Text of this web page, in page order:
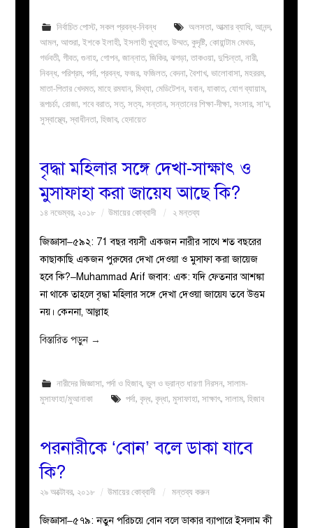
নির্বাচিত পোস্ট, সকল প্রবন্ধ-নিবন্ধ অলসতা, আত্মার ব্যাধি, আনন্দ,
আমল,আশুরা,ইশকে ইলাহী,ইসলাহী খুতুবাত,উম্মত,কুদৃষ্টি,কোয়ান্টাম মেথড,
গর্ভবতী,গীবত,গুনাহ,গোপন,জান্নাত,জিকির,ঝগড়া,তাকওয়া,দুশ্চিন্তা,নারী,
নিবন্ধ,পরিশ্রম,পর্দা,প্রবন্ধ,ফজর,ফজিলত,বেদনা,বৈশাখ,ভালোবাসা,মহররম,
মাতা-পিতার খেদমত,মাহে রমযান,মিথ্যা,মেডিটেশন,যবান,যাকাত,যোগ ব্যায়াম,
রূপচর্চা,রোজা,শবে বরাত,সত্,সত্য,সন্তান,সন্তানের শিক্ষা-দীক্ষা,সংসার,সা'দ,
সুস্বাস্থ্যে,স্বাধীনতা,হিজাব,হেদায়েত
বৃদ্ধা মহিলার সঙ্গে দেখা-সাক্ষাৎ ও
মুসাফাহা করা জায়েয আছে কি?
১৪ নভেম্বর, ২০১৮ উমায়ের কোব্বাদী ২ মন্তব্য
জিজ্ঞাসা–৫৯২: 71 বছর বয়সী একজন নারীর সাথে শত বছরের
কাছাকাছি একজন পুরুষের দেখা দেওয়া ও মুসাফা করা জায়েজ
হবে কি?–Muhammad Arif জবাব: এক: যদি ফেতনার আশঙ্কা
না থাকে তাহলে বৃদ্ধা মহিলার সঙ্গে দেখা দেওয়া জায়েয তবে উত্তম
নয়। কেননা, আল্লাহ
বিস্তারিত পড়ুন →
নারীদের জিজ্ঞাসা, পর্দা ও হিজাব, ভুল ও ভ্রান্ত ধারণা নিরসন, সালাম-
মুসাফাহা/মুআনাকা
পর্দা, বৃদ্ধ, বৃদ্ধা, মুসাফাহা, সাক্ষাৎ, সালাম, হিজাব
পরনারীকে ‘বোন’ বলে ডাকা যাবে
কি?
২৯ অক্টোবর, ২০১৮ উমায়ের কোব্বাদী মন্তব্য করুন
জিজ্ঞাসা–৫৭৯: নতুন পরিচয়ে বোন বলে ডাকার ব্যাপারে ইসলাম কী